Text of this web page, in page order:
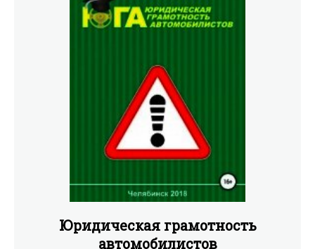
Юридическая грамотность
автомобилистов